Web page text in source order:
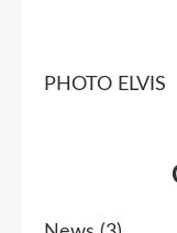
PHOTO ELVIS